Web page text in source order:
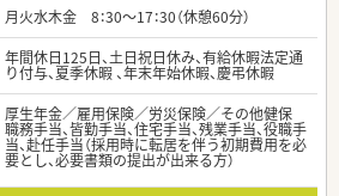
月火水木金 8：30～17：30（休憩60分）
年間休日125日、土日祝日休み、有給休暇法定通
り付与、夏季休暇 、年末年始休暇、慶弔休暇
厚生年金／雇用保険／労災保険／その他健保
職務手当、皆勤手当、住宅手当、残業手当、役職手
当、赴任手当（採用時に転居を伴う初期費用を必
要とし、必要書類の提出が出来る方）